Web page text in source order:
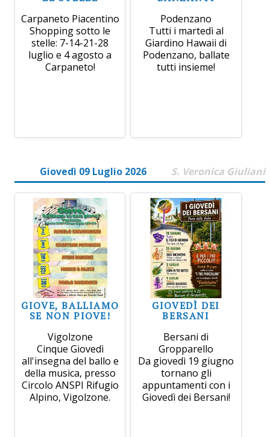
Carpaneto Piacentino
Shopping sotto le
stelle: 7-14-21-28
luglio e 4 agosto a
Carpaneto!
Podenzano
Tutti i martedì al
Giardino Hawaii di
Podenzano, ballate
tutti insieme!
Giovedì 09 Luglio 2026 S. Veronica Giuliani
GIOVE, BALLIAMO
SE NON PIOVE!
Vigolzone
Cinque Giovedì
all'insegna del ballo e
della musica, presso
Circolo ANSPI Rifugio
Alpino, Vigolzone.
GIOVEDÌ DEI
BERSANI
Bersani di
Gropparello
Da giovedì 19 giugno
tornano gli
appuntamenti con i
Giovedì dei Bersani!